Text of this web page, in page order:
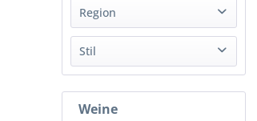
Bio
Vegan
Region
Châteauneuf-du-Pape
Côtes du Rhône
Languedoc
Stil
Trocken
Weine